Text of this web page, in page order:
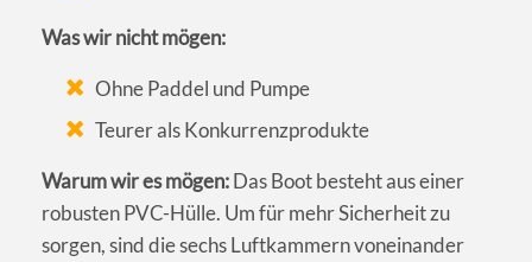
Was wir nicht mögen:
Ohne Paddel und Pumpe
Teurer als Konkurrenzprodukte
Warum wir es mögen:Das Boot besteht aus einer
robusten PVC-Hülle. Um für mehr Sicherheit zu
sorgen, sind die sechs Luftkammern voneinander